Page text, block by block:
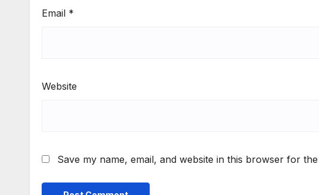
Email *
Website
Save my name, email, and website in this browser for